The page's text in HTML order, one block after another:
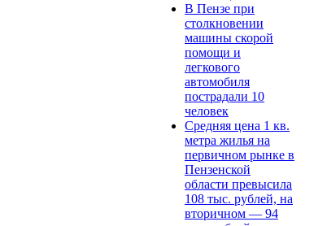
В Пензе при
столкновении
машины скорой
помощи и
легкового
автомобиля
пострадали 10
человек
Средняя цена 1 кв.
метра жилья на
первичном рынке в
Пензенской
области превысила
108 тыс. рублей, на
вторичном — 94